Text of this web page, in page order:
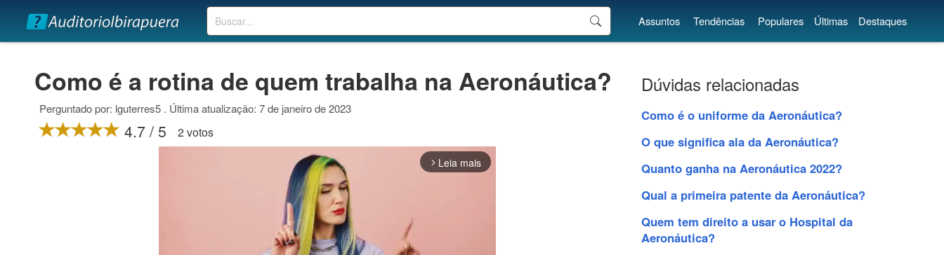
Buscar Assuntos Tendências Populares Últimas Destaques
Como é a rotina de quem trabalha na Aeronáutica?
Perguntado por: lguterres5 . Última atualização: 7 de janeiro de 2023
4.7 / 5 2 votos
arrow_forward_ios Leia mais
Dúvidas relacionadas
Como é o uniforme da Aeronáutica?
O que significa ala da Aeronáutica?
Quanto ganha na Aeronáutica 2022?
Qual a primeira patente da Aeronáutica?
Quem tem direito a usar o Hospital da
Aeronáutica?